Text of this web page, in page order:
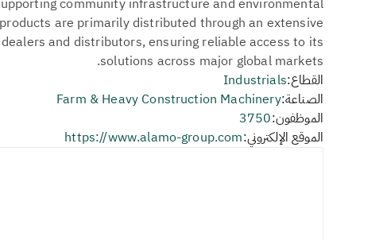
community infrastructure and environmental
are primarily distributed through an extensive
and distributors, ensuring reliable access to its
solutions across major global markets.
القطاع:Industrials
الصناعة:Farm & Heavy Construction Machinery
الموظفون:3750
الموقع الإلكتروني:https://www.alamo-group.com